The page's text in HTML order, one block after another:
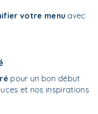
votre menu avec
pour un bon début
et nos inspirations